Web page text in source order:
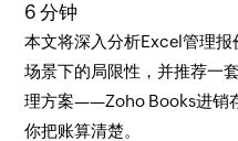
6 分钟
本文将深入分析Excel管理
场景下的局限性，并推荐一
理方案——Zoho Books进销
你把账算清楚。